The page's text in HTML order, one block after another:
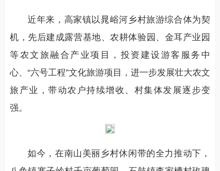
近年来，高家镇以晁峪河乡村旅游综合体为契
机，先后建成露营基地、农耕体验园、金耳产业园
等农文旅融合产业项目，投资建设游客服务中
心、“六号工程”文化旅游项目，进一步发展壮大农文
旅产业，带动农户持续增收、村集体发展逐步变
强。
如今，在南山美丽乡村休闲带的全力推动下，